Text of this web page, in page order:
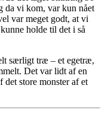
da vi kom, var kun nået
var meget godt, at vi
holde til det i så
særligt træ – et egetræ,
Det var lidt af en
det store monster af et